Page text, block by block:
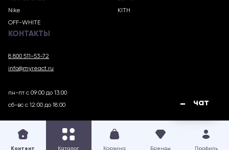
Nike
OFF-WHITE
KITH
КОНТАКТЫ
8 800 511-53-72
info@myreact.ru
пн-пт с 09:00 до 13:00
сб-вс с 12:00 до 18:00
Контент Каталог Корзина Бренды Профиль
чат